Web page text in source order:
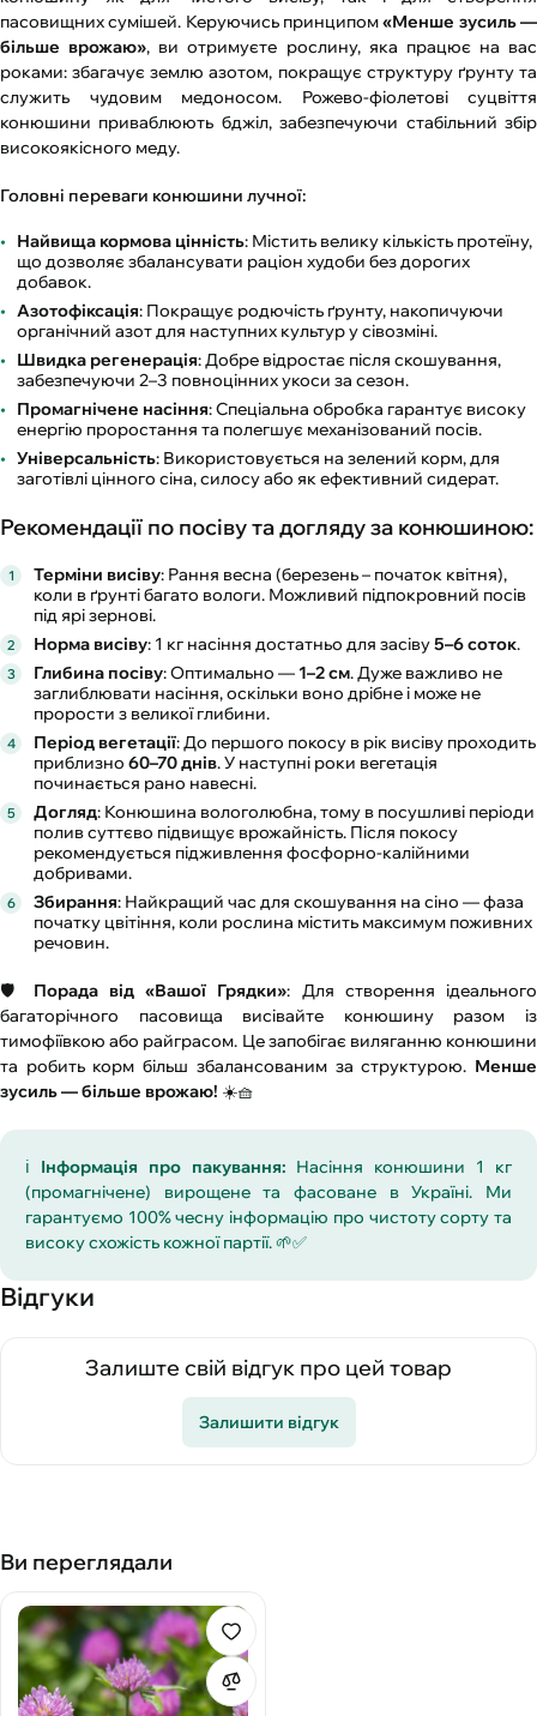
пасовищних сумішей. Керуючись принципом«Менше зусиль —
більше врожаю», ви отримуєте рослину, яка працює на вас
роками: збагачує землю азотом, покращує структуру ґрунту та
служить чудовим медоносом. Рожево-фіолетові суцвіття
конюшини приваблюють бджіл, забезпечуючи стабільний збір
високоякісного меду.
Головні переваги конюшини лучної:
Найвища кормова цінність: Містить велику кількість протеїну,
що дозволяє збалансувати раціон худоби без дорогих
добавок.
Азотофіксація: Покращує родючість ґрунту, накопичуючи
органічний азот для наступних культур у сівозміні.
Швидка регенерація: Добре відростає після скошування,
забезпечуючи 2–3 повноцінних укоси за сезон.
Промагнічене насіння: Спеціальна обробка гарантує високу
енергію проростання та полегшує механізований посів.
Універсальність: Використовується на зелений корм, для
заготівлі цінного сіна, силосу або як ефективний сидерат.
Рекомендації по посіву та догляду за конюшиною:
Терміни висіву: Рання весна (березень – початок квітня),
коли в ґрунті багато вологи. Можливий підпокровний посів
під ярі зернові.
Норма висіву: 1 кг насіння достатньо для засіву5–6 соток.
Глибина посіву: Оптимально — 1–2 см. Дуже важливо не
заглиблювати насіння, оскільки воно дрібне і може не
прорости з великої глибини.
Період вегетації: До першого покосу в рік висіву проходить
приблизно 60–70 днів. У наступні роки вегетація
починається рано навесні.
Догляд: Конюшина вологолюбна, тому в посушливі періоди
полив суттєво підвищує врожайність. Після покосу
рекомендується підживлення фосфорно-калійними
добривами.
Збирання: Найкращий час для скошування на сіно — фаза
початку цвітіння, коли рослина містить максимум поживних
речовин.
🛡️ Порада від «Вашої Грядки»: Для створення ідеального
багаторічного пасовища висівайте конюшину разом із
тимофіївкою або райграсом. Це запобігає виляганню конюшини
та робить корм більш збалансованим за структурою. Менше
зусиль — більше врожаю! ☀️🧺
ℹ️ Інформація про пакування: Насіння конюшини 1 кг
(промагнічене) вирощене та фасоване в Україні. Ми
гарантуємо 100% чесну інформацію про чистоту сорту та
високу схожість кожної партії. 🌱✅
Відгуки
Залиште свій відгук про цей товар
Залишити відгук
Ви переглядали